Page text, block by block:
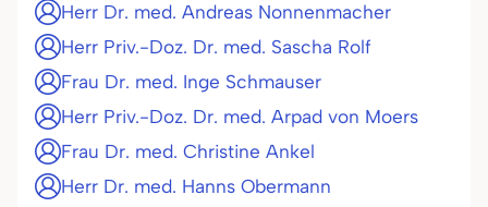
Herr Dr. med. Andreas Nonnenmacher
Herr Priv.-Doz. Dr. med. Sascha Rolf
Frau Dr. med. Inge Schmauser
Herr Priv.-Doz. Dr. med. Arpad von Moers
Frau Dr. med. Christine Ankel
Herr Dr. med. Hanns Obermann